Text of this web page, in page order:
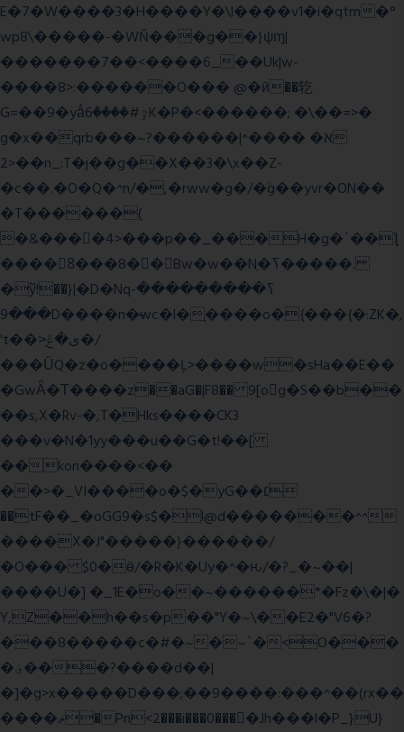
E�7�W����3�H����Y�\l����v1�i�qtm�°
wp8\�����-�WŇ���g��}ψɱ|
�������7��<����6_��Uk|w-
����8>:������O��� @�ӣ��䢀
G=��9�yǻٷ#����6K�P�<������; �\��=>�
g�x��qrb���~א� ����^|������?
2>��n_:T�j��g��X��3�\x��Z-
�c��.�O�Q�^n/�,�rww�g�/�ۧg��yvr�ON��
�T������(
�&����4>���p��_���H�g�`��ƪ
����8َ���8� �󳳦Bw�w��Nֻ�ߖ�����.
�ў!��}|�D�Nqߖ���������-
���9D����n�̶wc�l�֑����o�{���{�:ZK�,
't��>͍ى�ݝ�/
���ǙQ�z�o����Ļ>����w�sHa��E��
�GwǞ�Τ����z��aG�|F8�� 9[og�S��b��
��s,X�Rv-�,T�Hks����CK3
���v�N�1yy���u��G�t!��[
��kon����<��
��>�_VI����o�$�yG��׆
��tF��_�oGG9�s$�l@d�������^^
����X�J"�����}������/
�O��� $0�ӫ/�R�K�Uy�^�ԋ/�?_�~��|
����U�] �_1E�o��~������*�Fz�\�|�
Y,Z��h��s�p��"Y�~\��E2�"V6�?
���8�����c�#�~�~`�<O���
�؋���?����d��|
�]�g>x�����D���;��9����:���^��(rx��
����ޡ�Pn<2���i���0���𩆿�Jh���l�P_}U}